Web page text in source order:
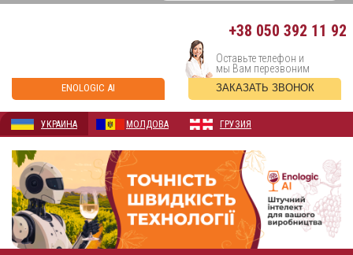
+38 050 392 11 92
ENOLOGIC AI
Оставьте телефон и
мы Вам перезвоним
ЗАКАЗАТЬ ЗВОНОК
УКРАИНА МОЛДОВА ГРУЗИЯ